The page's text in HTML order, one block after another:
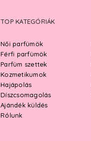
TOP KATEGÓRIÁK
Női parfümök
Férfi parfümök
Parfüm szettek
Kozmetikumok
Hajápolás
Díszcsomagolás
Ajándék küldés
Rólunk